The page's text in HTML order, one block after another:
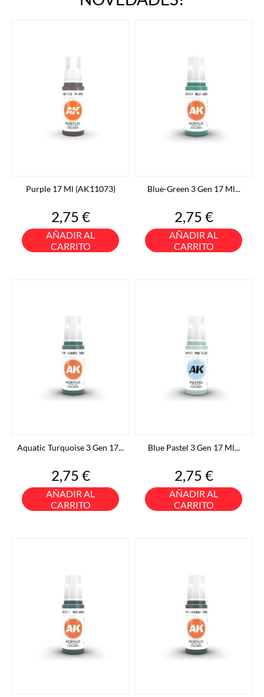
Purple 17 Ml (AK11073)
Precio
2,75 €
AÑADIR AL
CARRITO
Blue-Green 3 Gen 17 Ml...
Precio
2,75 €
AÑADIR AL
CARRITO
Aquatic Turquoise 3 Gen 17...
Precio
2,75 €
AÑADIR AL
CARRITO
Blue Pastel 3 Gen 17 Ml...
Precio
2,75 €
AÑADIR AL
CARRITO